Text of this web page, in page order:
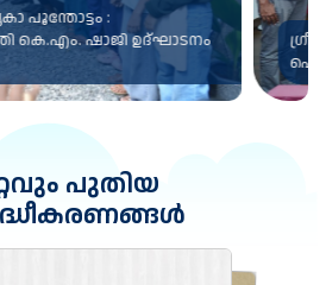
ആർ കോഡ്, ഡോ. രതൻ യു. കേൽക്കർ,
ചെയ്തു.
പുതിയ